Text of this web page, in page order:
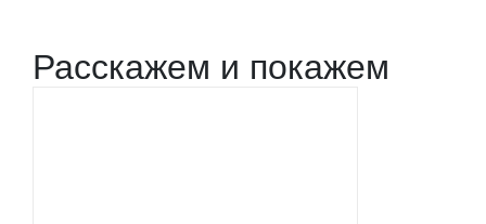
Расскажем и покажем